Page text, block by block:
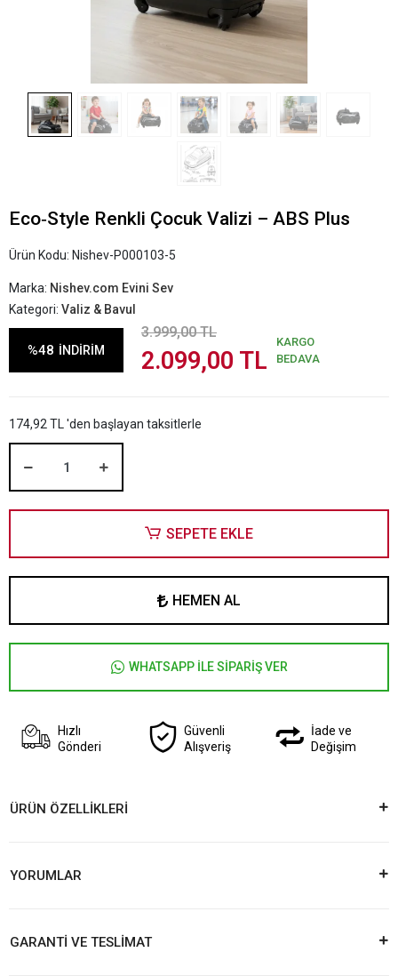
Eco‑Style Renkli Çocuk Valizi – ABS Plus
Ürün Kodu: Nishev-P000103-5
Marka: Nishev.com Evini Sev
Kategori: Valiz & Bavul
%48 İNDİRİM
3.999,00 TL
2.099,00 TL
KARGO
BEDAVA
174,92 TL 'den başlayan taksitlerle
SEPETE EKLE
HEMEN AL
WHATSAPP İLE SİPARİŞ VER
Hızlı
Gönderi
Güvenli
Alışveriş
İade ve
Değişim
ÜRÜN ÖZELLİKLERİ
YORUMLAR
GARANTİ VE TESLİMAT